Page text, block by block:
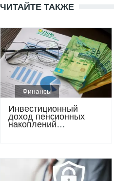
ЧИТАЙТЕ ТАКЖЕ
Финансы
Инвестиционный
доход пенсионных
накоплений